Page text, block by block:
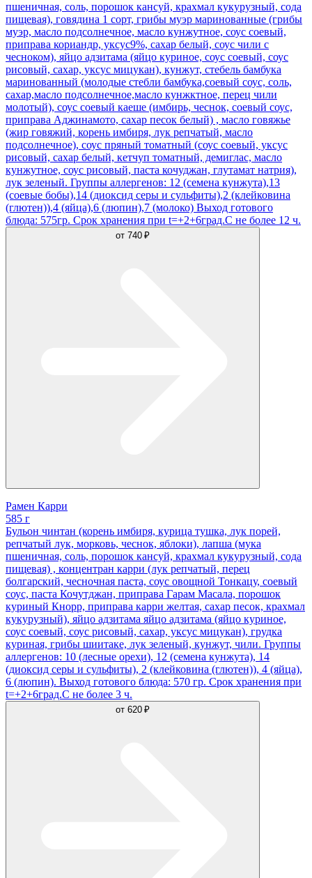
пшеничная, соль, порошок кансуй, крахмал кукурузный, сода
пищевая), говядина 1 сорт, грибы муэр маринованные (грибы
муэр, масло подсолнечное, масло кунжутное, соус соевый,
приправа кориандр, уксус9%, сахар белый, соус чили с
чесноком), яйцо адзитама (яйцо куриное, соус соевый, соус
рисовый, сахар, уксус мицукан), кунжут, стебель бамбука
маринованный (молодые стебли бамбука,соевый соус, соль,
сахар,масло подсолнечное,масло кунжктное, перец чили
молотый), соус соевый каеше (имбирь, чеснок, соевый соус,
приправа Аджинамото, сахар песок белый) , масло говяжье
(жир говяжий, корень имбиря, лук репчатый, масло
подсолнечное), соус пряный томатный (соус соевый, уксус
рисовый, сахар белый, кетчуп томатный, демиглас, масло
кунжутное, соус рисовый, паста кочуджан, глутамат натрия),
лук зеленый. Группы аллергенов: 12 (семена кунжута),13
(соевые бобы),14 (диоксид серы и сульфиты),2 (клейковина
(глютен)),4 (яйца),6 (люпин),7 (молоко) Выход готового
блюда: 575гр. Срок хранения при t=+2+6град.С не более 12 ч.
от 740 ₽
Рамен Карри
585 г
Бульон чинтан (корень имбиря, курица тушка, лук порей,
репчатый лук, морковь, чеснок, яблоки), лапша (мука
пшеничная, соль, порошок кансуй, крахмал кукурузный, сода
пищевая) , концентран карри (лук репчатый, перец
болгарский, чесночная паста, соус овощной Тонкацу, соевый
соус, паста Кочутджан, приправа Гарам Масала, порошок
куриный Кнорр, приправа карри желтая, сахар песок, крахмал
кукурузный), яйцо адзитама яйцо адзитама (яйцо куриное,
соус соевый, соус рисовый, сахар, уксус мицукан), грудка
куриная, грибы шиитаке, лук зеленый, кунжут, чили. Группы
аллергенов: 10 (лесные орехи), 12 (семена кунжута), 14
(диоксид серы и сульфиты), 2 (клейковина (глютен)), 4 (яйца),
6 (люпин). Выход готового блюда: 570 гр. Срок хранения при
t=+2+6град.С не более 3 ч.
от 620 ₽